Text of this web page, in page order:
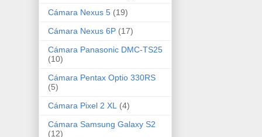
Cámara Nexus 5 (19)
Cámara Nexus 6P (17)
Cámara Panasonic DMC-TS25
(10)
Cámara Pentax Optio 330RS
(5)
Cámara Pixel 2 XL
(4)
Cámara Samsung Galaxy S2
(12)